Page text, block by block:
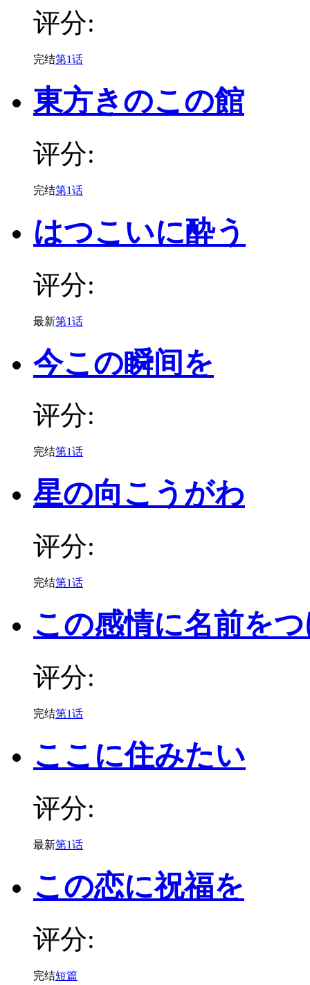
评分:
完结第1话
東方きのこの館
评分:
完结第1话
はつこいに酔う
评分:
最新第1话
今この瞬间を
评分:
完结第1话
星の向こうがわ
评分:
完结第1话
この感情に名前を
评分:
完结第1话
ここに住みたい
评分:
最新第1话
この恋に祝福を
评分:
完结短篇